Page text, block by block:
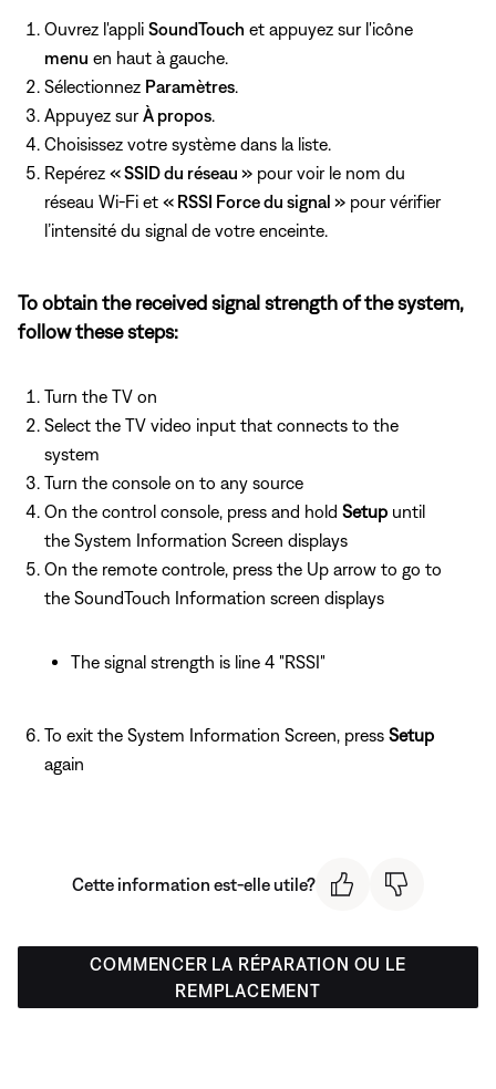
Ouvrez l'appli SoundTouch et appuyez sur l'icône
menu en haut à gauche.
Sélectionnez Paramètres
Appuyez sur À propos
Choisissez votre système dans la liste.
Repérez « SSID du réseau » pour voir le nom du
réseau Wi-Fi et « RSSI Force du signal » pour vérifier
l’intensité du signal de votre enceinte.
To obtain the received signal strength of the system,
follow these steps:
Turn the TV on
Select the TV video input that connects to the
system
Turn the console on to any source
On the control console, press and hold Setup until
the System Information Screen displays
On the remote controle, press the Up arrow to go to
the SoundTouch Information screen displays
The signal strength is line 4 "RSSI"
To exit the System Information Screen, press Setup
again
Cette information est-elle utile?
COMMENCER LA RÉPARATION OU LE
REMPLACEMENT